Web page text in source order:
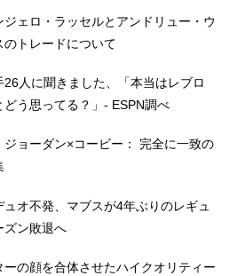
ジェロ・ラッセルとアンドリュー・ウ
のトレードについて
26人に聞きました、「本当はレブロ
どう思ってる？」- ESPN調べ
ジョーダン×コービー： 完全に一致の
ュオ不発、マブスが4年ぶりのレギュ
ズン敗退へ
ーの顔を合体させたハイクオリティー